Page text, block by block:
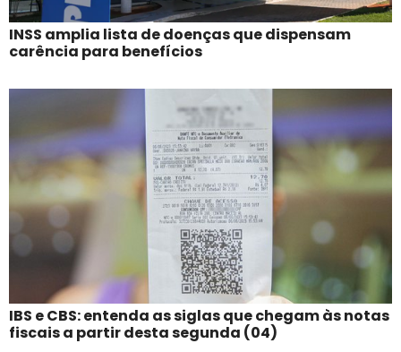
INSS amplia lista de doenças que dispensam
carência para benefícios
IBS e CBS: entenda as siglas que chegam às notas
fiscais a partir desta segunda (04)